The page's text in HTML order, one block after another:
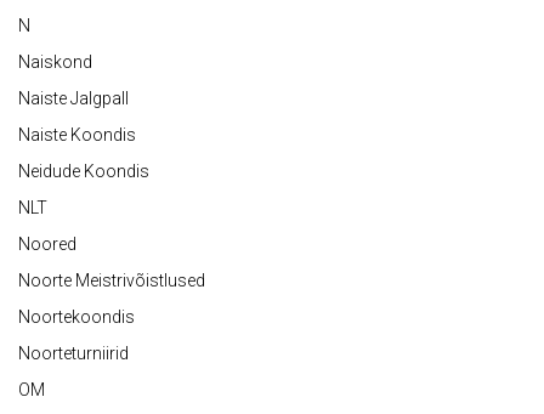
N
Naiskond
Naiste Jalgpall
Naiste Koondis
Neidude Koondis
NLT
Noored
Noorte Meistrivõistlused
Noortekoondis
Noorteturniirid
OM